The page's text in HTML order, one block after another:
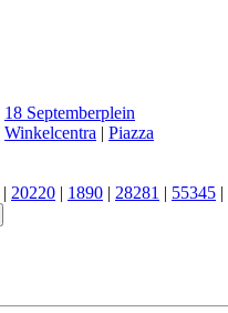
18 Septemberplein
Winkelcentra Piazza
20220 1890 28281 55345